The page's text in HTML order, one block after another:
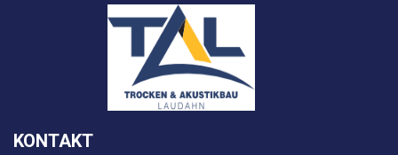
KONTAKT